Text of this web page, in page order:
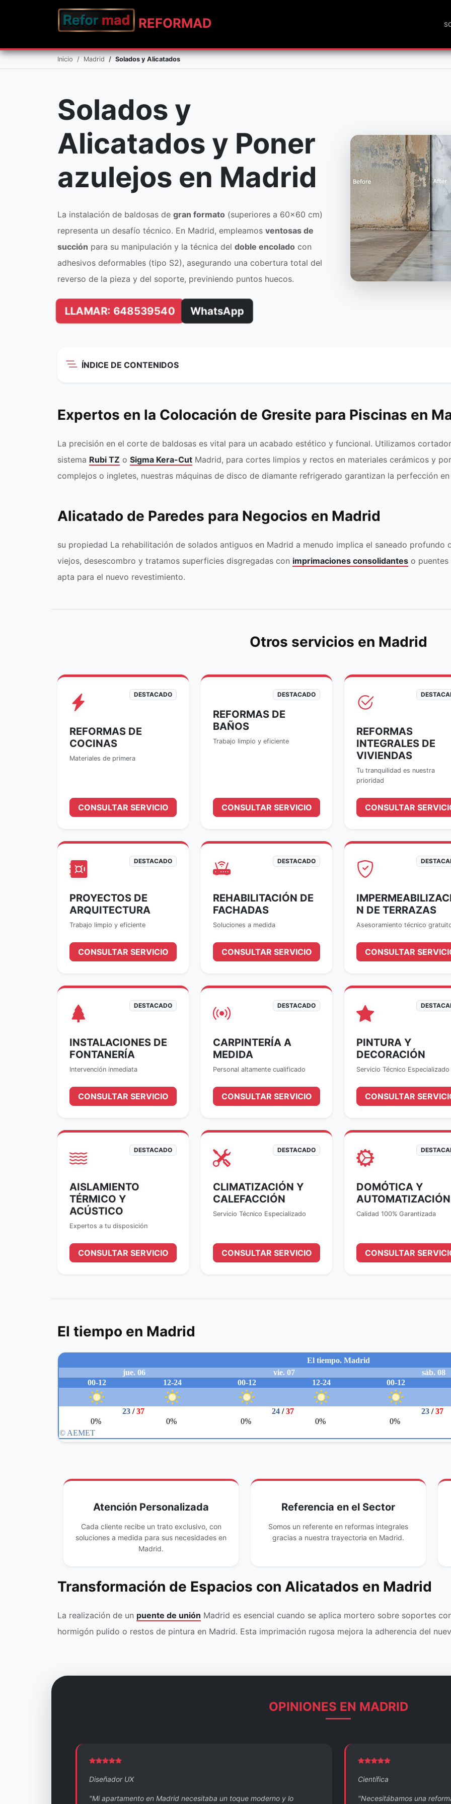
REFORMAD
Inicio Madrid Solados y Alicatados
Solados y
Alicatados y Poner
azulejos en Madrid
La instalación de baldosas de gran formato (superiores a 60x60 cm)
representa un desafío técnico. En Madrid, empleamos ventosas de
succión para su manipulación y la técnica del doble encolado con
adhesivos deformables (tipo S2), asegurando una cobertura total del
reverso de la pieza y del soporte, previniendo puntos huecos.
LLAMAR: 648539540 WhatsApp
ÍNDICE DE CONTENIDOS
Expertos en la Colocación de Gresite para Piscinas en
La precisión en el corte de baldosas es vital para un acabado estético y funcional. Utilizamos
sistema Rubi TZ o Sigma Kera-Cut Madrid, para cortes limpios y rectos en materiales cerámicos y
complejos o ingletes, nuestras máquinas de disco de diamante refrigerado garantizan la perfección
Alicatado de Paredes para Negocios en Madrid
su propiedad La rehabilitación de solados antiguos en Madrid a menudo implica el saneado profundo
viejos, desescombro y tratamos superficies disgregadas con imprimaciones consolidantes o puentes
apta para el nuevo revestimiento.
Otros servicios en Madrid
DESTACADO
REFORMAS DE
COCINAS
Materiales de primera
CONSULTAR SERVICIO
DESTACADO
REFORMAS DE
BAÑOS
Trabajo limpio y eficiente
CONSULTAR SERVICIO
REFORMAS
INTEGRALES DE
VIVIENDAS
Tu tranquilidad es nuestra
prioridad
CONSULTAR
DESTACADO
PROYECTOS DE
ARQUITECTURA
Trabajo limpio y eficiente
CONSULTAR SERVICIO
DESTACADO
REHABILITACIÓN DE
FACHADAS
Soluciones a medida
CONSULTAR SERVICIO
N DE TERRAZAS
Asesoramiento técnico
CONSULTAR
DESTACADO
INSTALACIONES DE
FONTANERÍA
Intervención inmediata
CONSULTAR SERVICIO
DESTACADO
CARPINTERÍA A
MEDIDA
Personal altamente cualificado
CONSULTAR SERVICIO
PINTURA Y
DECORACIÓN
Servicio Técnico Especializado
CONSULTAR
DESTACADO
AISLAMIENTO
TÉRMICO Y
ACÚSTICO
Expertos a tu disposición
CONSULTAR SERVICIO
DESTACADO
CLIMATIZACIÓN Y
CALEFACCIÓN
Servicio Técnico Especializado
CONSULTAR SERVICIO
DOMÓTICA Y
AUTOMATIZACIÓN
Calidad 100% Garantizada
CONSULTAR
El tiempo en Madrid
Atención Personalizada
Cada cliente recibe un trato exclusivo, con
soluciones a medida para sus necesidades en
Madrid.
Referencia en el Sector
Somos un referente en reformas integrales
gracias a nuestra trayectoria en Madrid.
Transformación de Espacios con Alicatados en Madrid
La realización de un puente de unión Madrid es esencial cuando se aplica mortero sobre soportes
hormigón pulido o restos de pintura en Madrid. Esta imprimación rugosa mejora la adherencia del
OPINIONES EN MADRID
Diseñador UX
"Mi apartamento en Madrid necesitaba un toque moderno y lo
Científica
"Necesitábamos una